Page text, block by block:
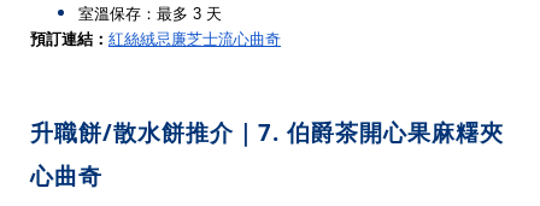
室溫保存：最多 3 天
預訂連結： 紅絲絨忌廉芝士流心曲奇
升職餅/散水餅推介｜7. 伯爵茶開心果麻糬夾
心曲奇